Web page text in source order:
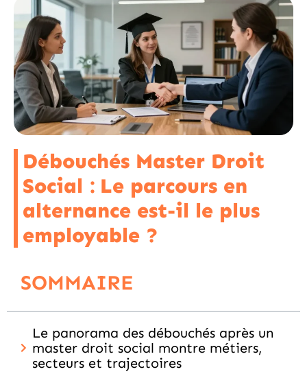
Débouchés Master Droit
Social : Le parcours en
alternance est-il le plus
employable ?
SOMMAIRE
Le panorama des débouchés après un
master droit social montre métiers,
secteurs et trajectoires